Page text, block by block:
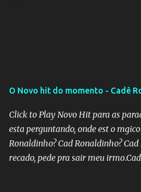
O Novo hit do momento - Cadê
Click to Play Novo Hit para as
esta perguntando, onde est o
Ronaldinho? Cad Ronaldinho?
recado, pede pra sair meu